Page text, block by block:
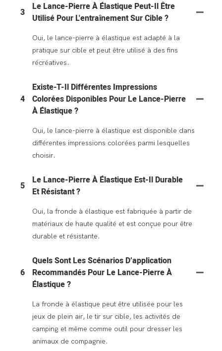
3
Le Lance-Pierre À Élastique Peut-Il Être
Utilisé Pour L'entraînement Sur Cible ?
Oui, le lance-pierre à élastique est adapté à la
pratique sur cible et peut être utilisé à des fins
récréatives.
4
Existe-T-Il Différentes Impressions
Colorées Disponibles Pour Le Lance-Pierre
À Élastique ?
Oui, le lance-pierre à élastique est disponible dans
différentes impressions colorées parmi lesquelles
choisir.
5
Le Lance-Pierre À Élastique Est-Il Durable
Et Résistant ?
Oui, la fronde à élastique est fabriquée à partir de
matériaux de haute qualité et est conçue pour être
durable et résistante.
6
Quels Sont Les Scénarios D’application
Recommandés Pour Le Lance-Pierre À
Élastique ?
La fronde à élastique peut être utilisée pour les
jeux de plein air, le tir sur cible, les activités de
camping et même comme outil pour dresser les
animaux de compagnie.